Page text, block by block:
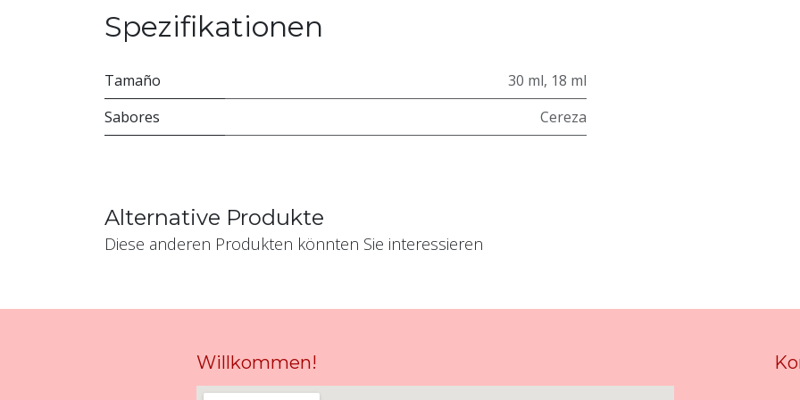
Spezifikationen
Tamaño 30 ml, 18 ml
Sabores
Cereza
Alternative Produkte
Diese anderen Produkten könnten Sie interessieren
Willkommen!